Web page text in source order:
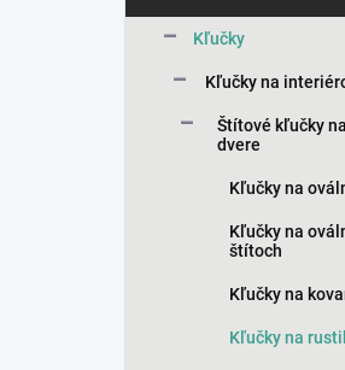
č
kategórie
Kľučky
Kľučky na
Štítové kľučky
dvere
Kľučky na
Kľučky na
štítoch
Kľučky na
Kľučky na